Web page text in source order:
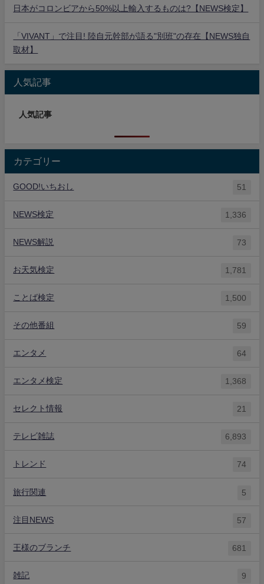
日本がコロンビアから50%以上輸入するものは?【NEWS検定】
「VIVANT」で注目! 陸自元幹部が語る"別班"の存在【NEWS独自
取材】
人気記事
人気記事
カテゴリー
GOOD!いちおし 51
NEWS検定 1,336
NEWS解説 73
お天気検定 1,781
ことば検定 1,500
その他番組 59
エンタメ 64
エンタメ検定 1,368
セレクト情報 21
テレビ雑誌 6,893
トレンド 74
旅行関連 5
注目NEWS 57
王様のブランチ 681
雑記 9